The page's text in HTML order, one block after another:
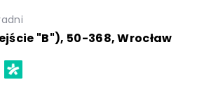
"B"), 50-368, Wrocław